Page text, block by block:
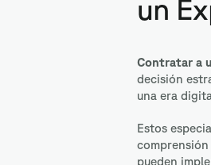
un
Contratar a
decisión
una era
Estos
pueden